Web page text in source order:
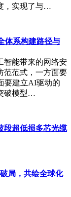
，实现了与…
体系构建路径与
智能带来的网络安
范范式，一方面要
要建立AI驱动的
破模型…
段超低损多芯光缆
局，共绘全球化